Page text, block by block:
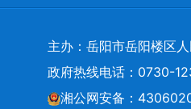
主办：岳阳市岳阳楼区
政府热线电话：0730-
湘公网安备：